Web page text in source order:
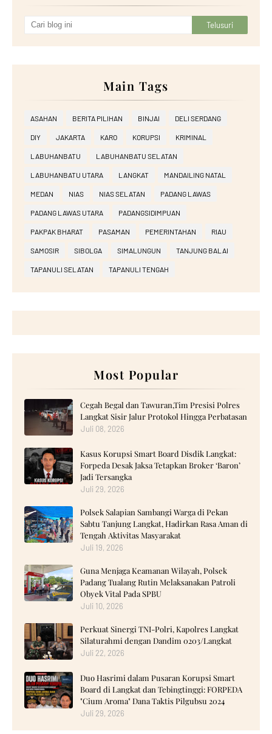
Main Tags
ASAHAN BERITA PILIHAN BINJAI DELI SERDANG
DIY JAKARTA KARO KORUPSI KRIMINAL
LABUHANBATU LABUHANBATU SELATAN
LABUHANBATU UTARA LANGKAT MANDAILING NATAL
MEDAN NIAS NIAS SELATAN PADANG LAWAS
PADANG LAWAS UTARA PADANGSIDIMPUAN
PAKPAK BHARAT PASAMAN PEMERINTAHAN RIAU
SAMOSIR SIBOLGA SIMALUNGUN TANJUNG BALAI
TAPANULI SELATAN TAPANULI TENGAH
Most Popular
Cegah Begal dan Tawuran,Tim Presisi Polres
Langkat Sisir Jalur Protokol Hingga Perbatasan
Juli 08, 2026
Kasus Korupsi Smart Board Disdik Langkat:
Forpeda Desak Jaksa Tetapkan Broker ‘Baron’
Jadi Tersangka
Juli 29, 2026
Polsek Salapian Sambangi Warga di Pekan
Sabtu Tanjung Langkat, Hadirkan Rasa Aman di
Tengah Aktivitas Masyarakat
Juli 19, 2026
Guna Menjaga Keamanan Wilayah, Polsek
Padang Tualang Rutin Melaksanakan Patroli
Obyek Vital Pada SPBU
Juli 10, 2026
Perkuat Sinergi TNI-Polri, Kapolres Langkat
Silaturahmi dengan Dandim 0203/Langkat
Juli 22, 2026
‎Duo Hasrimi dalam Pusaran Korupsi Smart
Board di Langkat dan Tebingtinggi: FORPEDA
"Cium Aroma" Dana Taktis Pilgubsu 2024 ‎
Juli 29, 2026